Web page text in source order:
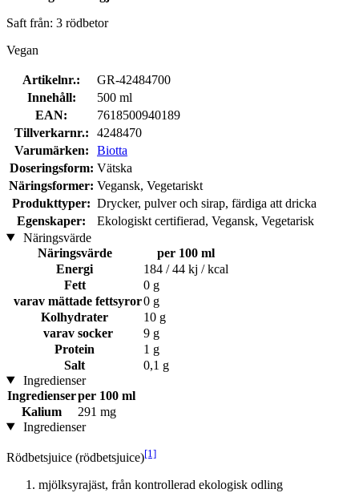
Saft från: 3 rödbetor
Vegan
Artikelnr.:
GR-42484700
Innehåll:
500 ml
EAN:
7618500940189
Tillverkarnr.:
4248470
Varumärken:
Biotta
Doseringsform: Vätska
Näringsformer: Vegansk, Vegetariskt
Produkttyper: Drycker, pulver och sirap, färdiga att dricka
Egenskaper:
Ekologiskt certifierad, Vegansk, Vegetarisk
Näringsvärde
Näringsvärde
per 100 ml
Energi
184 / 44 kj / kcal
Fett
0 g
varav mättade fettsyror0 g
Kolhydrater
10 g
varav socker
9 g
Protein
1 g
Salt
0,1 g
Ingredienser
Ingredienserper 100 ml
Kalium
291 mg
Ingredienser
Rödbetsjuice (rödbetsjuice)[1]
mjölksyrajäst, från kontrollerad ekologisk odling